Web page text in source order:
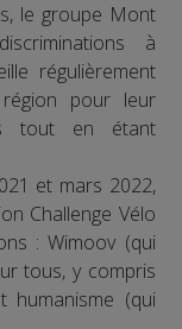
le groupe Mont
à
régulièrement
pour leur
tout en étant
et mars 2022,
Challenge Vélo
: Wimoov (qui
tous, y compris
humanisme (qui